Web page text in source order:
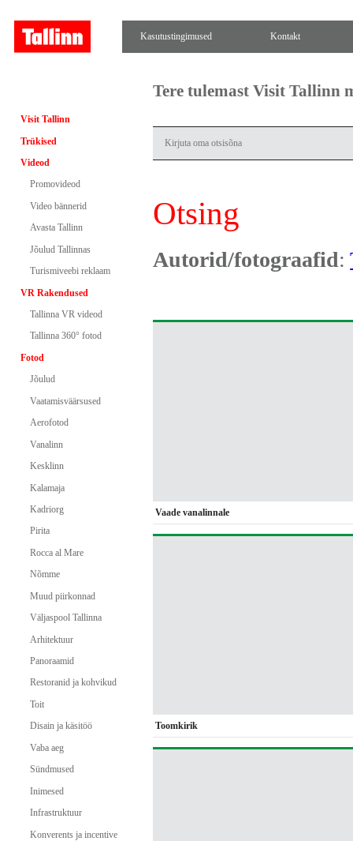
Kasutustingimused Kontakt
Visit Tallinn
Trükised
Videod
Promovideod
Video bännerid
Avasta Tallinn
Jõulud Tallinnas
Turismiveebi reklaam
VR Rakendused
Tallinna VR videod
Tallinna 360° fotod
Fotod
Jõulud
Vaatamisväärsused
Aerofotod
Vanalinn
Kesklinn
Kalamaja
Kadriorg
Pirita
Rocca al Mare
Nõmme
Muud piirkonnad
Väljaspool Tallinna
Arhitektuur
Panoraamid
Restoranid ja kohvikud
Toit
Disain ja käsitöö
Vaba aeg
Sündmused
Inimesed
Infrastruktuur
Konverents ja incentive
Tere tulemast Visit Tallinn
Otsing
Autorid/fotograafid:
Vaade vanalinnale
Toomkirik